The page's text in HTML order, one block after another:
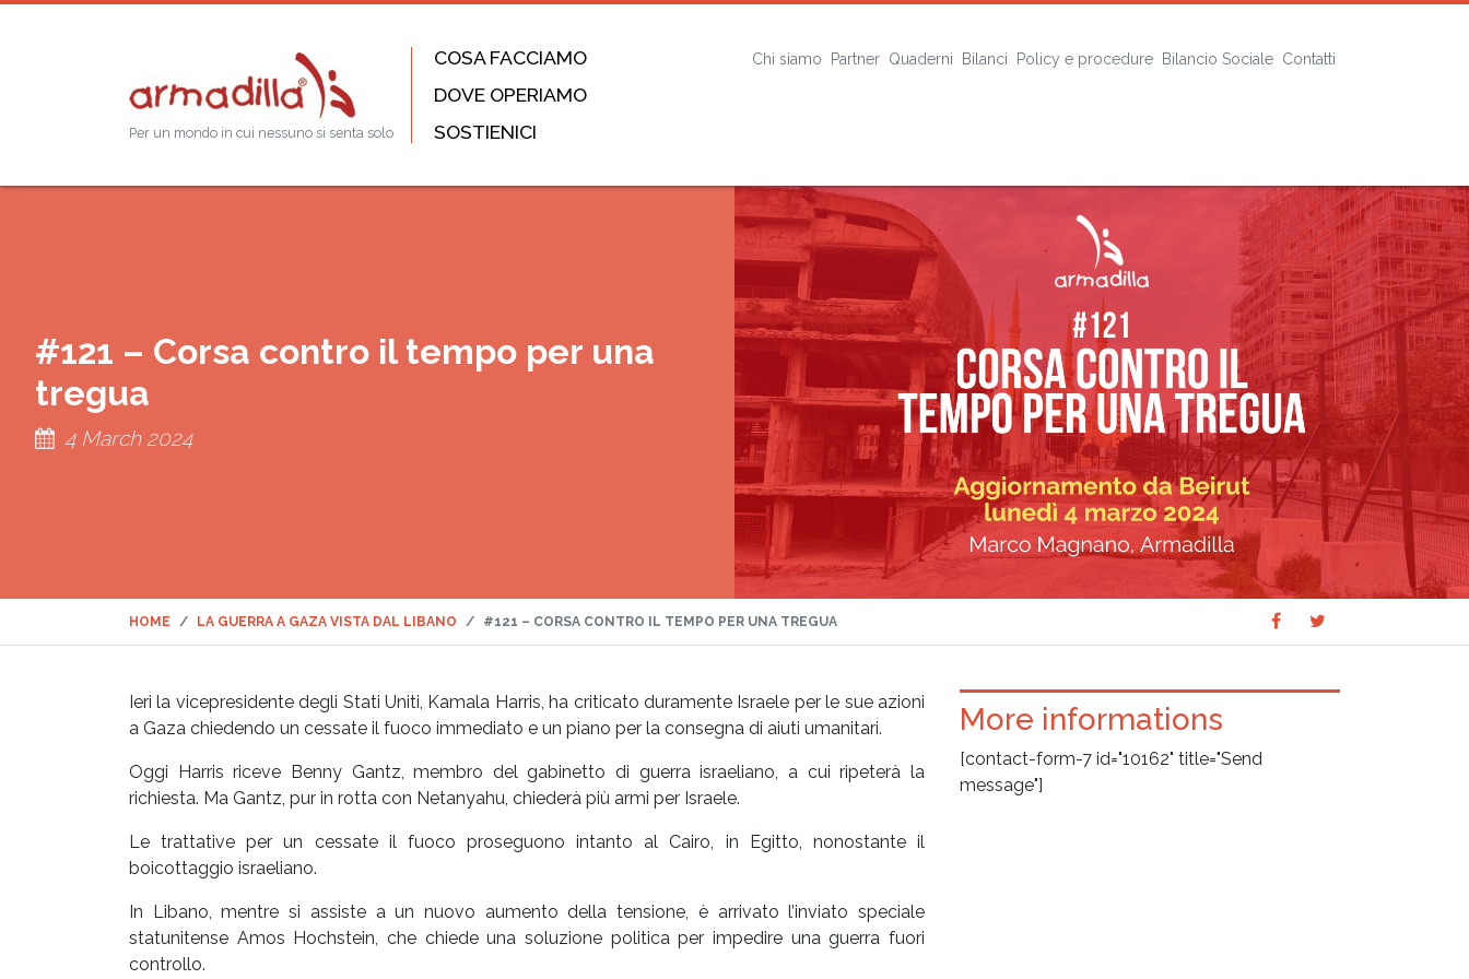
Per un mondo in cui nessuno si senta solo
COSA FACCIAMO
DOVE OPERIAMO
SOSTIENICI
Chi siamo Partner Quaderni Bilanci Policy e procedure Bilancio Sociale Contatti
#121 – Corsa contro il tempo per una
tregua
4 March 2024
HOME LA GUERRA A GAZA VISTA DAL LIBANO #121 – CORSA CONTRO IL TEMPO PER UNA TREGUA
Share
on
on
Ieri la vicepresidente degli Stati Uniti, Kamala Harris, ha criticato duramente Israele per le sue azioni
a Gaza chiedendo un cessate il fuoco immediato e un piano per la consegna di aiuti umanitari.
Oggi Harris riceve Benny Gantz, membro del gabinetto di guerra israeliano, a cui ripeterà la
richiesta. Ma Gantz, pur in rotta con Netanyahu, chiederà più armi per Israele.
Le trattative per un cessate il fuoco proseguono intanto al Cairo, in Egitto, nonostante il
boicottaggio israeliano.
In Libano, mentre si assiste a un nuovo aumento della tensione, è arrivato l’inviato speciale
statunitense Amos Hochstein, che chiede una soluzione politica per impedire una guerra fuori
controllo.
More informations
[contact-form-7 id="10162" title="Send
message"]